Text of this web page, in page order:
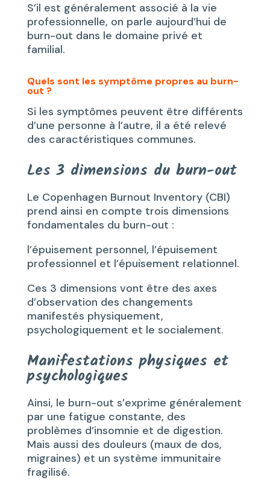
S’il est généralement associé à la vie
professionnelle, on parle aujourd’hui de
burn-out dans le domaine privé et
familial.
Quels sont les symptôme propres au burn-
out ?
Si les symptômes peuvent être différents
d’une personne à l’autre, il a été relevé
des caractéristiques communes.
Les 3 dimensions du burn-out
Le Copenhagen Burnout Inventory (CBI)
prend ainsi en compte trois dimensions
fondamentales du burn-out :
l’épuisement personnel, l’épuisement
professionnel et l’épuisement relationnel.
Ces 3 dimensions vont être des axes
d’observation des changements
manifestés physiquement,
psychologiquement et le socialement.
Manifestations physiques et
psychologiques
Ainsi, le burn-out s’exprime généralement
par une fatigue constante, des
problèmes d’insomnie et de digestion.
Mais aussi des douleurs (maux de dos,
migraines) et un système immunitaire
fragilisé.